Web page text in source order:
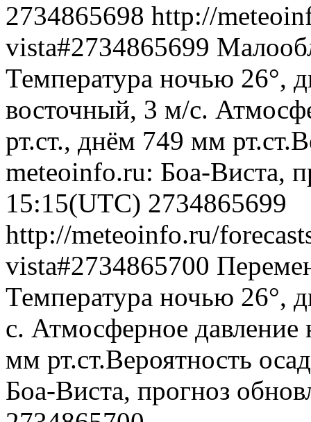
2734865698 http://
vista#2734865699
Температура ночью 26°,
восточный, 3 м/с.
рт.ст., днём 749 мм
meteoinfo.ru: Боа-Виста,
15:15(UTC) 2734865699
http://meteoinfo.ru/
vista#2734865700
Температура ночью 26°,
с. Атмосферное
мм рт.ст.Вероятность
Боа-Виста, прогноз